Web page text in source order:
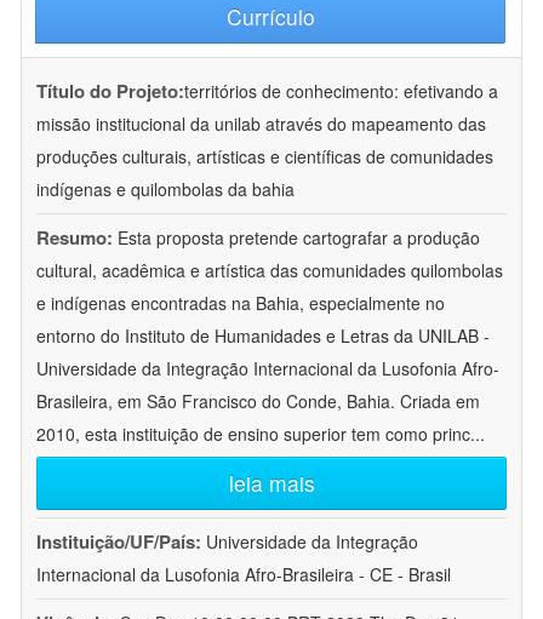
Currículo
Título do Projeto:territórios de conhecimento: efetivando a
missão institucional da unilab através do mapeamento das
produções culturais, artísticas e científicas de comunidades
indígenas e quilombolas da bahia
Resumo: Esta proposta pretende cartografar a produção
cultural, acadêmica e artística das comunidades quilombolas
e indígenas encontradas na Bahia, especialmente no
entorno do Instituto de Humanidades e Letras da UNILAB -
Universidade da Integração Internacional da Lusofonia Afro-
Brasileira, em São Francisco do Conde, Bahia. Criada em
2010, esta instituição de ensino superior tem como princ...
leia mais
Instituição/UF/País: Universidade da Integração
Internacional da Lusofonia Afro-Brasileira - CE - Brasil